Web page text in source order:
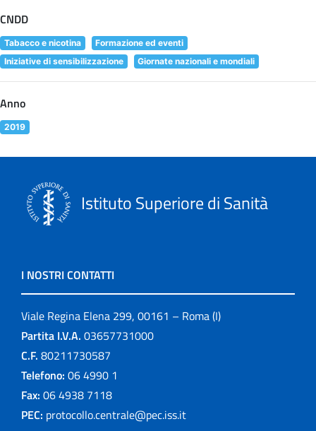
CNDD
Tabacco e nicotina
Formazione ed eventi
Iniziative di sensibilizzazione
Giornate nazionali e mondiali
Anno
2019
Istituto Superiore di Sanità
I NOSTRI CONTATTI
Viale Regina Elena 299, 00161 – Roma (I)
Partita I.V.A. 03657731000
C.F. 80211730587
Telefono: 06 4990 1
Fax: 06 4938 7118
PEC: protocollo.centrale@pec.iss.it